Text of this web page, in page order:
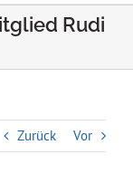
Rudi
Zurück Vor